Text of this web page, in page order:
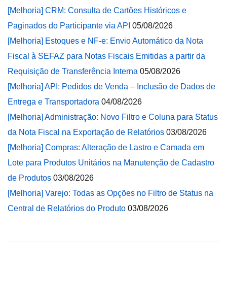
[Melhoria] CRM: Consulta de Cartões Históricos e
Paginados do Participante via API 05/08/2026
[Melhoria] Estoques e NF-e: Envio Automático da Nota
Fiscal à SEFAZ para Notas Fiscais Emitidas a partir da
Requisição de Transferência Interna 05/08/2026
[Melhoria] API: Pedidos de Venda – Inclusão de Dados de
Entrega e Transportadora 04/08/2026
[Melhoria] Administração: Novo Filtro e Coluna para Status
da Nota Fiscal na Exportação de Relatórios 03/08/2026
[Melhoria] Compras: Alteração de Lastro e Camada em
Lote para Produtos Unitários na Manutenção de Cadastro
de Produtos 03/08/2026
[Melhoria] Varejo: Todas as Opções no Filtro de Status na
Central de Relatórios do Produto 03/08/2026